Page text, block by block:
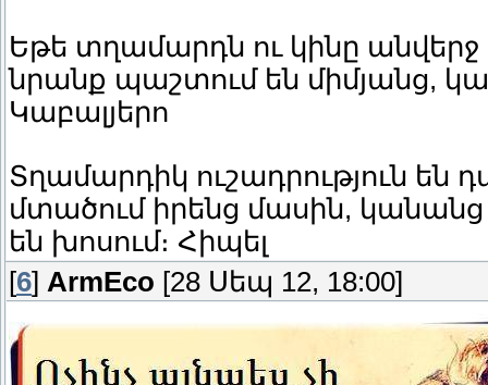
Եթե տղամարդն ու կինը անվերջ
նրանք պաշտում են միմյանց,
Կաբալյերո
Տղամարդիկ ուշադրություն են
մտածում իրենց մասին,
են խոսում։ Հիպել
[6] ArmEco [28 Սեպ 12, 18:00]